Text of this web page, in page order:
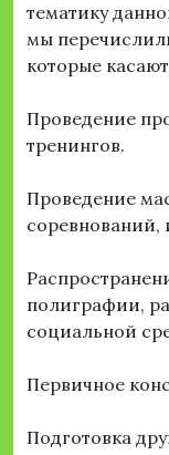
тематику
мы
которые
Проведение
тренингов.
Проведение
соревнований,
полиграфии,
социальной
Первичное
Подготовка